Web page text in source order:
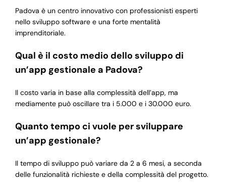
Padova è un centro innovativo con professionisti esperti
nello sviluppo software e una forte mentalità
imprenditoriale.
Qual è il costo medio dello sviluppo di
un’app gestionale a Padova?
Il costo varia in base alla complessità dell’app, ma
mediamente può oscillare tra i 5.000 e i 30.000 euro.
Quanto tempo ci vuole per sviluppare
un’app gestionale?
Il tempo di sviluppo può variare da 2 a 6 mesi, a seconda
delle funzionalità richieste e della complessità del progetto.